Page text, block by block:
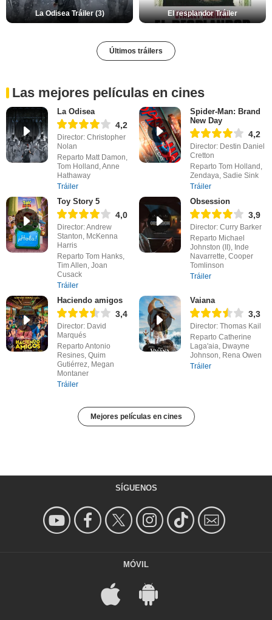
La Odisea Tráiler (3) El resplandor Tráiler
Últimos tráilers
Las mejores películas en cines
La Odisea
4,2
Director: Christopher
Nolan
Reparto Matt Damon,
Tom Holland, Anne
Hathaway
Tráiler
Spider-Man: Brand
New Day
4,2
Director: Destin Daniel
Cretton
Reparto Tom Holland,
Zendaya, Sadie Sink
Tráiler
Toy Story 5
4,0
Director: Andrew
Stanton, McKenna
Harris
Reparto Tom Hanks,
Tim Allen, Joan
Cusack
Tráiler
Obsession
3,9
Director: Curry Barker
Reparto Michael
Johnston (II), Inde
Navarrette, Cooper
Tomlinson
Tráiler
Haciendo amigos
3,4
Director: David
Marqués
Reparto Antonio
Resines, Quim
Gutiérrez, Megan
Montaner
Tráiler
Vaiana
3,3
Director: Thomas Kail
Reparto Catherine
Laga'aia, Dwayne
Johnson, Rena Owen
Tráiler
Mejores películas en cines
SÍGUENOS
MÓVIL